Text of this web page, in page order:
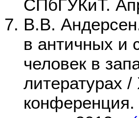
СПбГУКиТ.
В.В.
в античных и
человек в
литературах